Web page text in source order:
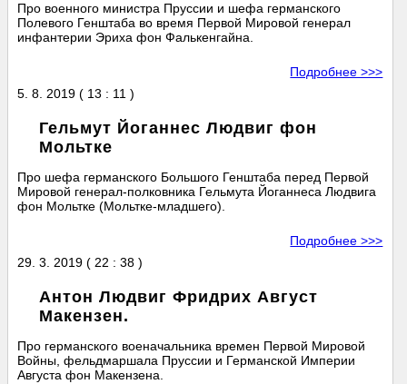
Про военного министра Пруссии и шефа германского
Полевого Генштаба во время Первой Мировой генерал
инфантерии Эриха фон Фалькенгайна.
Подробнее >>>
5. 8. 2019 ( 13 : 11 )
Гельмут Йоганнес Людвиг фон
Мольтке
Про шефа германского Большого Генштаба перед Первой
Мировой генерал-полковника Гельмута Йоганнеса Людвига
фон Мольтке (Мольтке-младшего).
Подробнее >>>
29. 3. 2019 ( 22 : 38 )
Антон Людвиг Фридрих Август
Макензен.
Про германского военачальника времен Первой Мировой
Войны, фельдмаршала Пруссии и Германской Империи
Августа фон Макензена.